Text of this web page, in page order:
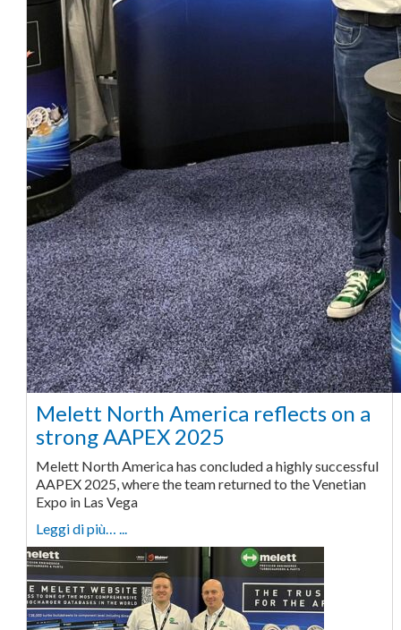
Melett North America reflects on a
strong AAPEX 2025
Melett North America has concluded a highly successful
AAPEX 2025, where the team returned to the Venetian
Expo in Las Vega
Leggi di più… ...